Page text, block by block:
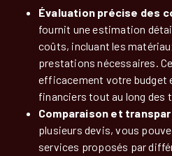
Évaluation précise des
fournit une estimation
coûts, incluant les
prestations nécessaires.
efficacement votre budget
financiers tout au long des
Comparaison et
plusieurs devis, vous
services proposés par